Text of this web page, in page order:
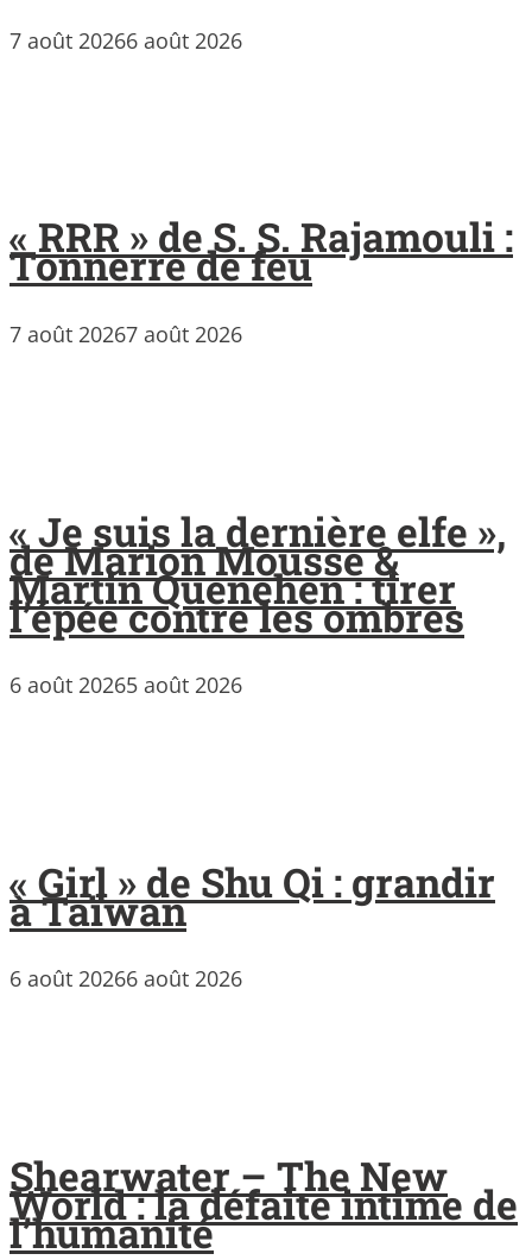
7 août 20266 août 2026
« RRR » de S. S. Rajamouli :
Tonnerre de feu
7 août 20267 août 2026
« Je suis la dernière elfe »,
de Marion Mousse &
Martin Quenehen : tirer
l’épée contre les ombres
6 août 20265 août 2026
« Girl » de Shu Qi : grandir
à Taïwan
6 août 20266 août 2026
Shearwater – The New
World : la défaite intime de
l’humanité